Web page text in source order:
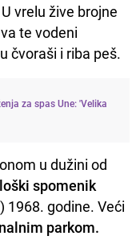
vrelu žive brojne
te vodeni
čvoraši i riba peš.
za spas Une: 'Velika
u dužini od
spomenik
1968. godine. Veći
parkom.